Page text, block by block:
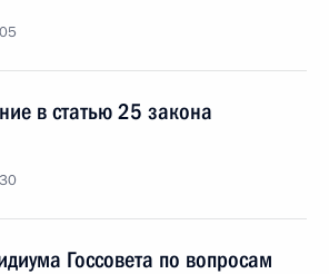
в статью 25 закона
Госсовета по вопросам